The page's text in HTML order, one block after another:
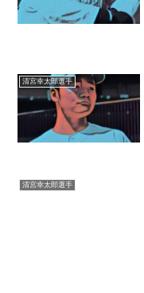
清宮幸太郎選手
清宮幸太郎選手